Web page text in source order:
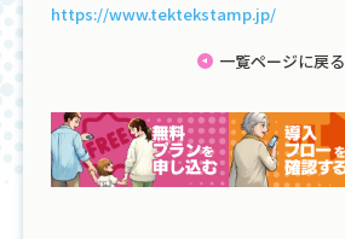
https://www.tektekstamp.jp/
一覧ページに戻る